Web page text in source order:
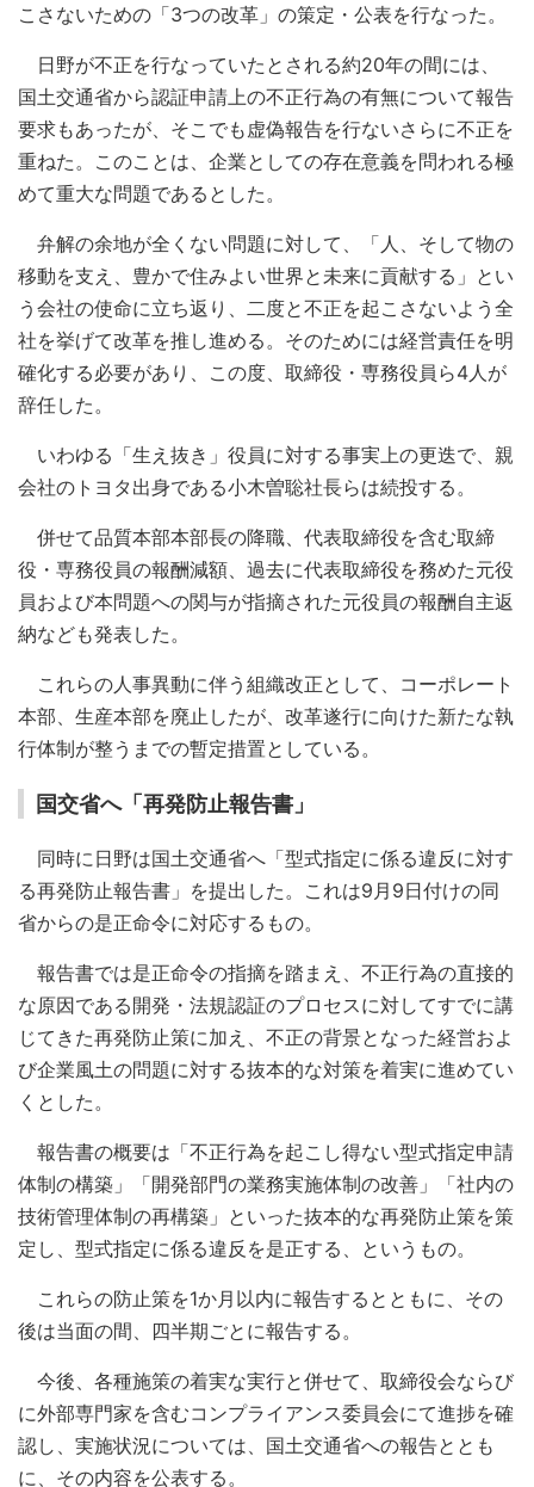
こさないための「3つの改革」の策定・公表を行なった。
日野が不正を行なっていたとされる約20年の間には、
国土交通省から認証申請上の不正行為の有無について報告
要求もあったが、そこでも虚偽報告を行ないさらに不正を
重ねた。このことは、企業としての存在意義を問われる極
めて重大な問題であるとした。
弁解の余地が全くない問題に対して、「人、そして物の
移動を支え、豊かで住みよい世界と未来に貢献する」とい
う会社の使命に立ち返り、二度と不正を起こさないよう全
社を挙げて改革を推し進める。そのためには経営責任を明
確化する必要があり、この度、取締役・専務役員ら4人が
辞任した。
いわゆる「生え抜き」役員に対する事実上の更迭で、親
会社のトヨタ出身である小木曽聡社長らは続投する。
併せて品質本部本部長の降職、代表取締役を含む取締
役・専務役員の報酬減額、過去に代表取締役を務めた元役
員および本問題への関与が指摘された元役員の報酬自主返
納なども発表した。
これらの人事異動に伴う組織改正として、コーポレート
本部、生産本部を廃止したが、改革遂行に向けた新たな執
行体制が整うまでの暫定措置としている。
国交省へ「再発防止報告書」
同時に日野は国土交通省へ「型式指定に係る違反に対す
る再発防止報告書」を提出した。これは9月9日付けの同
省からの是正命令に対応するもの。
報告書では是正命令の指摘を踏まえ、不正行為の直接的
な原因である開発・法規認証のプロセスに対してすでに講
じてきた再発防止策に加え、不正の背景となった経営およ
び企業風土の問題に対する抜本的な対策を着実に進めてい
くとした。
報告書の概要は「不正行為を起こし得ない型式指定申請
体制の構築」「開発部門の業務実施体制の改善」「社内の
技術管理体制の再構築」といった抜本的な再発防止策を策
定し、型式指定に係る違反を是正する、というもの。
これらの防止策を1か月以内に報告するとともに、その
後は当面の間、四半期ごとに報告する。
今後、各種施策の着実な実行と併せて、取締役会ならび
に外部専門家を含むコンプライアンス委員会にて進捗を確
認し、実施状況については、国土交通省への報告ととも
に、その内容を公表する。